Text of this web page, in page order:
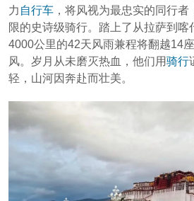
力 自行车 ，将风视为最忠实的同行
限的史诗级骑行。踏上了从拉萨到喀
4000公里的42天风雨兼程将翻越14
风。岁月从未磨灭热血，他们用骑行
轻，山河因奔赴而壮美。